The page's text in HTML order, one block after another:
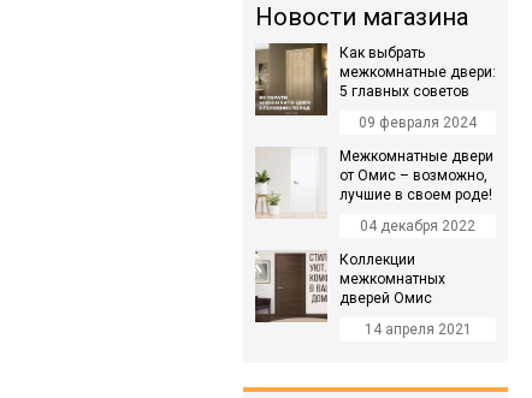
Новости магазина
Как выбрать
межкомнатные двери:
5 главных советов
09 февраля 2024
Межкомнатные двери
от Омис – возможно,
лучшие в своем роде!
04 декабря 2022
Коллекции
межкомнатных
дверей Омис
14 апреля 2021